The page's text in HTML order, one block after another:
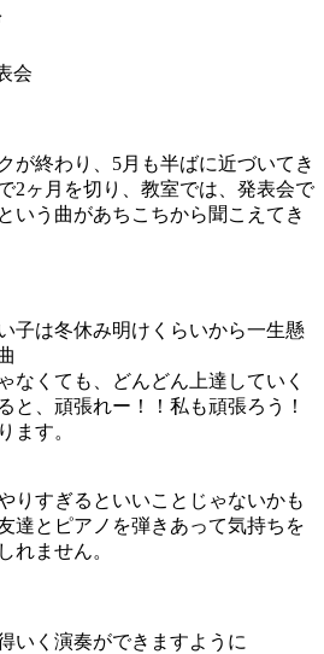
会
が終わり、5月も半ばに近づいてき
2ヶ月を切り、教室では、発表会で
いう曲があちこちから聞こえてき
子は冬休み明けくらいから一生懸
なくても、どんどん上達していく
と、頑張れー！！私も頑張ろう！
ます。
りすぎるといいことじゃないかも
達とピアノを弾きあって気持ちを
れません。
いく演奏ができますように